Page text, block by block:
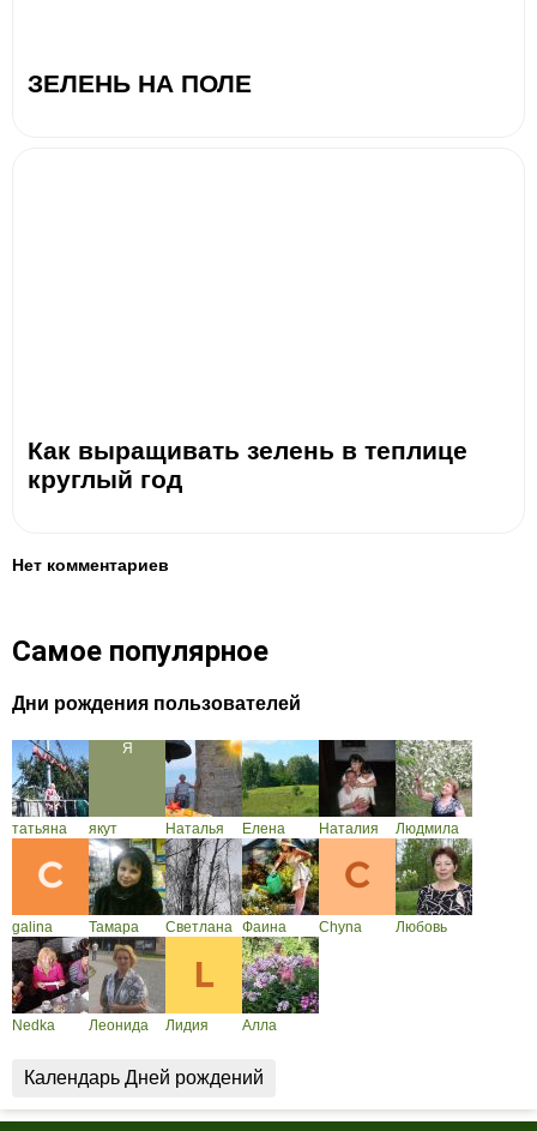
ЗЕЛЕНЬ НА ПОЛЕ
Как выращивать зелень в теплице
круглый год
Нет комментариев
Самое популярное
Дни рождения пользователей
татьяна якут Наталья Елена Наталия Людмила
galina Тамара Светлана Фаина Chyna Любовь
Nedka Леонида Лидия Алла
Календарь Дней рождений